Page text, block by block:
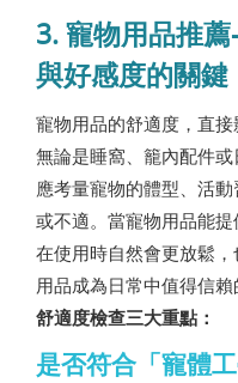
3. 寵物用品推
與好感度的關鍵
寵物用品的舒適度，直接
無論是睡窩、籠內配件
應考量寵物的體型、活
或不適。當寵物用品能
在使用時自然會更放鬆
用品成為日常中值得信賴
舒適度檢查三大重點：
是否符合「寵體